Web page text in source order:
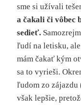
sme si užívali
a čakali či vôbec
sedieť.
ľudí na letisku,
mám čakať kým
sa to vyrieši.
ľudom zo zájazdu
však lepšie,